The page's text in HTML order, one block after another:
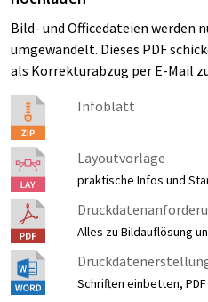
Bild- und Officedateien werden
umgewandelt. Dieses PDF
als Korrekturabzug per E-Mail
Infoblatt
Layoutvorlage
praktische Infos und
Alles zu Bildauflösung
Schriften einbetten,